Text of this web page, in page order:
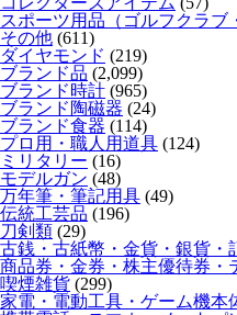
スポーツ用品（ゴルフクラブ
その他 (611)
ダイヤモンド (219)
ブランド品 (2,099)
ブランド時計 (965)
ブランド陶磁器 (24)
ブランド食器 (114)
プロ用・職人用道具 (124)
ミリタリー (16)
モデルガン (48)
万年筆・筆記用具 (49)
伝統工芸品 (196)
刀剣類 (29)
古銭・古紙幣・金貨・銀貨・
商品券・金券・株主優待券・
喫煙雑貨 (299)
家電・電動工具・ゲーム機本